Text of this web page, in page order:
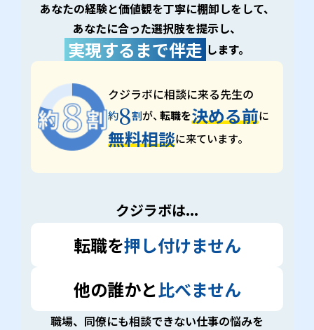
あなたの経験と価値観を丁寧に棚卸しをして、
あなたに合った選択肢を提示し、
実現するまで伴走 します。
クジラボに相談に来る先生の
約8割が、転職を決める前に
無料相談に来ています。
クジラボは...
転職を押し付けません
他の誰かと比べません
職場、同僚にも相談できない仕事の悩みを